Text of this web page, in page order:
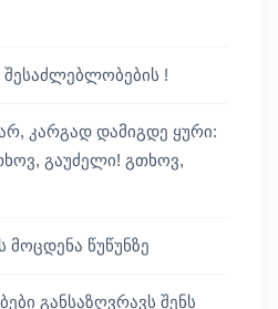
!
კარგად დამიგდე ყური:
გაუძელი! გთხოვ,
მოცდენა წუწუნზე
განსაზღვრავს შენს